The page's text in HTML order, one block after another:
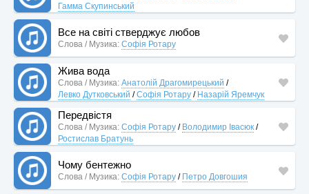
Гамма Скупинський
Все на світі стверджує любов
Слова / Музика: Софія Ротару
Жива вода
Слова / Музика: Анатолій Драгомирецький /
Левко Дутковський /Софія Ротару / Назарій Яремчук
Передвістя
Слова / Музика: Софія Ротару / Володимир Івасюк /
Ростислав Братунь
Чому бентежно
Слова / Музика: Софія Ротару / Петро Довгошия